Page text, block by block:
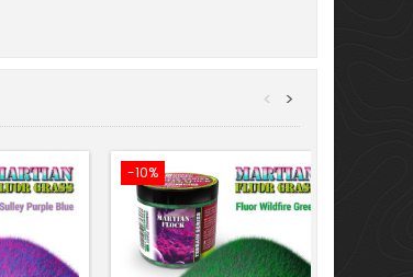
>
<
-10%